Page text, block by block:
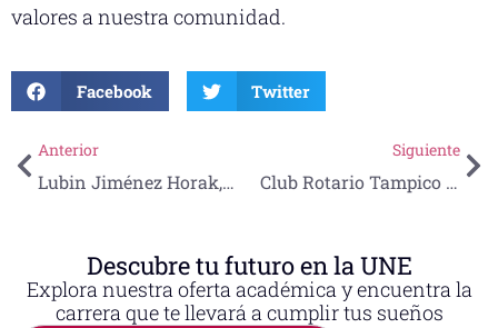
valores a nuestra comunidad.
Facebook Twitter
Anterior
Lubin Jiménez Horak, egresado UNE y ejemplo para el Periodismo de Investigación
Siguiente
Club Rotario Tampico Campestre se suma a programa de Inclusión Educativa de la UNE
Descubre tu futuro en la UNE
Explora nuestra oferta académica y encuentra la
carrera que te llevará a cumplir tus sueños